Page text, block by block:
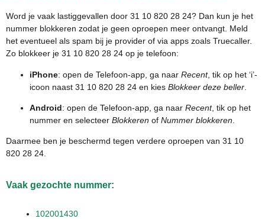
Word je vaak lastiggevallen door 31 10 820 28 24? Dan kun je het
nummer blokkeren zodat je geen oproepen meer ontvangt. Meld
het eventueel als spam bij je provider of via apps zoals Truecaller.
Zo blokkeer je 31 10 820 28 24 op je telefoon:
iPhone: open de Telefoon-app, ga naar Recent, tik op het ‘i’-
icoon naast 31 10 820 28 24 en kies Blokkeer deze beller
Android: open de Telefoon-app, ga naar Recent, tik op het
nummer en selecteer Blokkeren of Nummer blokkeren
Daarmee ben je beschermd tegen verdere oproepen van 31 10
820 28 24.
Vaak gezochte nummer:
102001430